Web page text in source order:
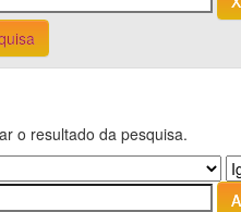
o resultado da pesquisa.